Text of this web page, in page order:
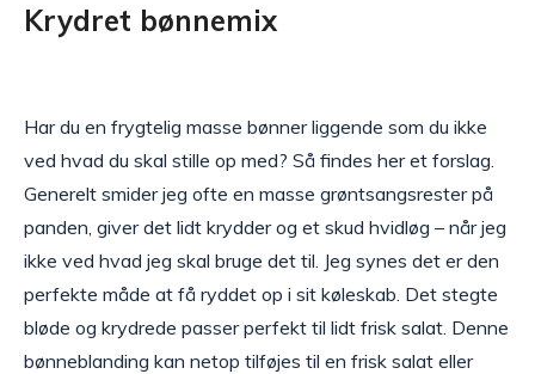
Krydret bønnemix
Har du en frygtelig masse bønner liggende som du ikke
ved hvad du skal stille op med? Så findes her et forslag.
Generelt smider jeg ofte en masse grøntsangsrester på
panden, giver det lidt krydder og et skud hvidløg – når jeg
ikke ved hvad jeg skal bruge det til. Jeg synes det er den
perfekte måde at få ryddet op i sit køleskab. Det stegte
bløde og krydrede passer perfekt til lidt frisk salat. Denne
bønneblanding kan netop tilføjes til en frisk salat eller